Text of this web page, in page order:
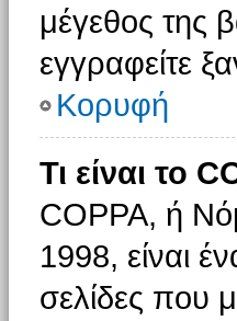
μέγεθος της
εγγραφείτε
Κορυφή
Τι είναι το
COPPA, ή
1998, είναι
σελίδες που